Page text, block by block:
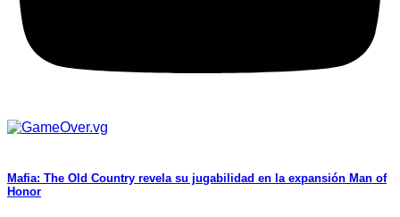
Mafia: The Old Country revela su jugabilidad en la expansión Man of
Honor